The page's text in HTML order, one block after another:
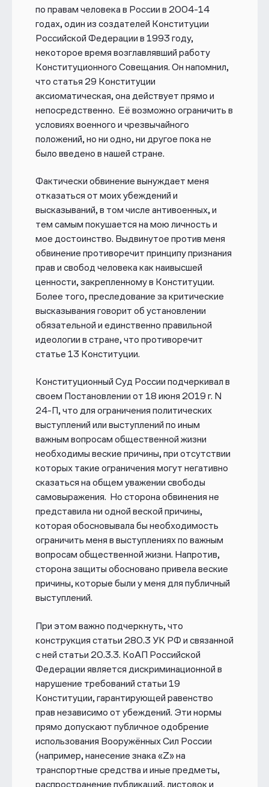
по правам человека в России в 2004-14
годах, один из создателей Конституции
Российской Федерации в 1993 году,
некоторое время возглавлявший работу
Конституционного Совещания. Он напомнил,
что статья 29 Конституции
аксиоматическая, она действует прямо и
непосредственно. Её возможно ограничить в
условиях военного и чрезвычайного
положений, но ни одно, ни другое пока не
было введено в нашей стране.
Фактически обвинение вынуждает меня
отказаться от моих убеждений и
высказываний, в том числе антивоенных, и
тем самым покушается на мою личность и
мое достоинство. Выдвинутое против меня
обвинение противоречит принципу признания
прав и свобод человека как наивысшей
ценности, закрепленному в Конституции.
Более того, преследование за критические
высказывания говорит об установлении
обязательной и единственно правильной
идеологии в стране, что противоречит
статье 13 Конституции.
Конституционный Суд России подчеркивал в
своем Постановлении от 18 июня 2019 г. N
24-П, что для ограничения политических
выступлений или выступлений по иным
важным вопросам общественной жизни
необходимы веские причины, при отсутствии
которых такие ограничения могут негативно
сказаться на общем уважении свободы
самовыражения. Но сторона обвинения не
представила ни одной веской причины,
которая обосновывала бы необходимость
ограничить меня в выступлениях по важным
вопросам общественной жизни. Напротив,
сторона защиты обосновано привела веские
причины, которые были у меня для публичный
выступлений.
При этом важно подчеркнуть, что
конструкция статьи 280.3 УК РФ и связанной
с ней статьи 20.3.3. КоАП Российской
Федерации является дискриминационной в
нарушение требований статьи 19
Конституции, гарантирующей равенство
прав независимо от убеждений. Эти нормы
прямо допускают публичное одобрение
использования Вооружённых Сил России
(например, нанесение знака «Z» на
транспортные средства и иные предметы,
распространение публикаций, листовок и